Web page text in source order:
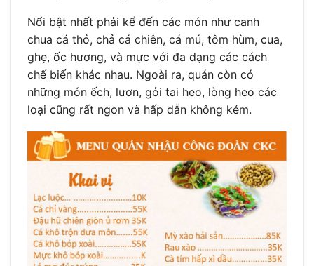
Nổi bật nhất phải kể đến các món như canh
chua cá thỏ, chả cá chiên, cá mú, tôm hùm, cua,
ghẹ, ốc hương, và mực với đa dạng các cách
chế biến khác nhau. Ngoài ra, quán còn có
những món ếch, lươn, gỏi tai heo, lòng heo các
loại cũng rất ngon và hấp dẫn không kém.